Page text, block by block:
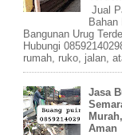
Jual
Bahan
Bangunan Urug
Hubungi
rumah, ruko, jalan,
Jasa
Aman